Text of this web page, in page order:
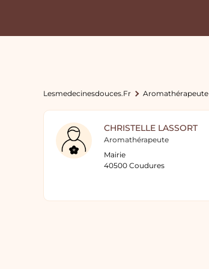
Lesmedecinesdouces.fr Aromathérapeute
CHRISTELLE LASSORT
Aromathérapeute
Mairie
40500 Coudures